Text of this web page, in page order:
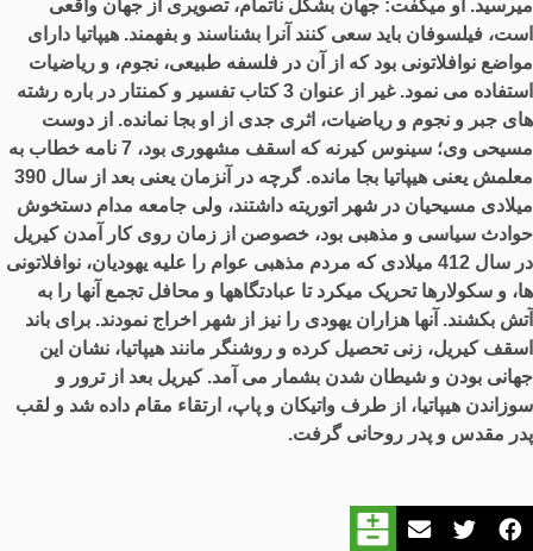
میرسید. او میگفت: جهان بشکل ناتمام، تصویری از جهان واقعی
است، فیلسوفان باید سعی کنند آنرا بشناسند و بفهمند. هیپاتیا دارای
مواضع نوافلاتونی بود که از آن در فلسفه طبیعی، نجوم، و ریاضیات
استفاده می نمود.غیر از عنوان 3 کتاب تفسیر و کمنتار در باره رشته
های جبر و نجوم و ریاضیات، اثری جدی از او بجا نمانده. از دوست
مسیحی وی؛ سینوس کیرنه که اسقف مشهوری بود، 7 نامه خطاب به
معلمش یعنی هیپاتیا بجا مانده.گرچه در آنزمان یعنی بعد از سال 390
میلادی مسیحیان در شهر اتوریته داشتند، ولی جامعه مدام دستخوش
حوادث سیاسی و مذهبی بود، خصوصن از زمان روی کار آمدن کیریل
در سال 412 میلادی که مردم مذهبی عوام را علیه یهودیان، نوافلاتونی
ها، و سکولارها تحریک میکرد تا عبادتگاهها و محافل تجمع آنها را به
آتش بکشند. آنها هزاران یهودی را نیز از شهر اخراج نمودند. برای باند
اسقف کیریل، زنی تحصیل کرده و روشنگر مانند هیپاتیا، نشان این
جهانی بودن و شیطان شدن بشمار می آمد.کیریل بعد از ترور و
سوزاندن هیپاتیا، از طرف واتیکان و پاپ، ارتقاء مقام داده شد و لقب
پدر مقدس و پدر روحانی گرفت.